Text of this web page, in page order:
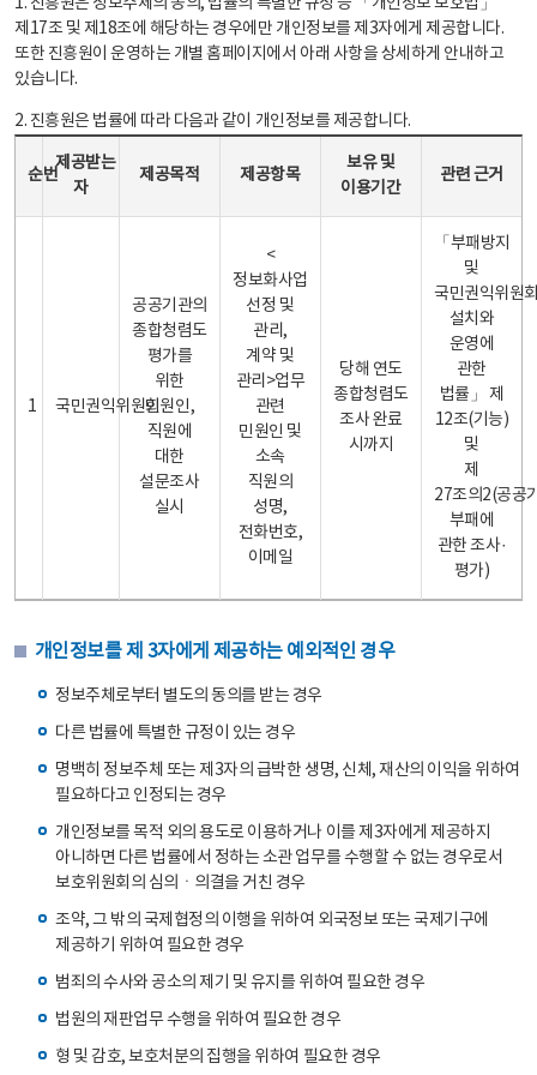
제17조 및 제18조에 해당하는 경우에만 개인정보를 제3자에게 제공합니다.
또한 진흥원이 운영하는 개별 홈페이지에서 아래 사항을 상세하게 안내하고
있습니다.
2. 진흥원은 법률에 따라 다음과 같이 개인정보를 제공합니다.
순번
제공받는
자
제공목적 제공항목
보유 및
이용기간
관련 근거
1 국민권익위원회
공공기관의
종합청렴도
평가를
위한
민원인,
직원에
대한
설문조사
실시
<
정보화사업
선정 및
관리,
계약 및
관리>업무
관련
민원인 및
소속
직원의
성명,
전화번호,
이메일
당해 연도
종합청렴도
조사 완료
시까지
「부패방지
및
국민권익위원
설치와
운영에
관한
법률」 제
12조(기능)
및
제
27조의2(공공
부패에
관한 조사·
평가)
개인정보를 제 3자에게 제공하는 예외적인 경우
정보주체로부터 별도의 동의를 받는 경우
다른 법률에 특별한 규정이 있는 경우
명백히 정보주체 또는 제3자의 급박한 생명, 신체, 재산의 이익을 위하여
필요하다고 인정되는 경우
개인정보를 목적 외의 용도로 이용하거나 이를 제3자에게 제공하지
아니하면 다른 법률에서 정하는 소관 업무를 수행할 수 없는 경우로서
보호위원회의 심의ㆍ의결을 거친 경우
조약, 그 밖의 국제협정의 이행을 위하여 외국정보 또는 국제기구에
제공하기 위하여 필요한 경우
범죄의 수사와 공소의 제기 및 유지를 위하여 필요한 경우
법원의 재판업무 수행을 위하여 필요한 경우
형 및 감호, 보호처분의 집행을 위하여 필요한 경우